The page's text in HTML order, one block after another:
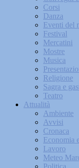
Corsi
Danza
Eventi del
Festival
Mercatini
Mostre
Musica
Religione
Sagra e
Teatro
Attualità
Ambiente
Avvisi
Cronaca
Economia
Lavoro
Meteo
Politica